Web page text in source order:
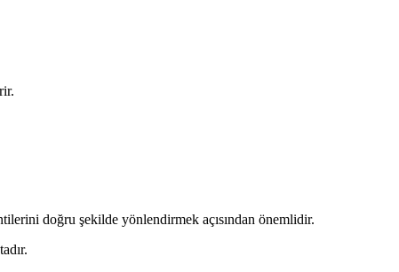
doğru şekilde yönlendirmek açısından önemlidir.